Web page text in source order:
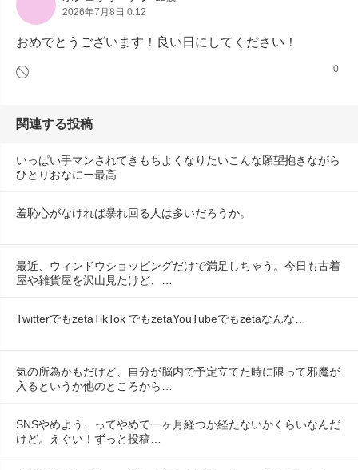
2026年7月8日 0:12
おめでとうございます！良い日にしてください！
0
関連する投稿
いっぱい手マンされてきもちよくなりたいこんな願望抱きながら
ひとりおなにー最高
羞恥心がなければ暴れ回る人は多いだろうか。
最近、ウィンドウショッピングだけで満足しちゃう。今日も古着
屋や雑貨屋を沢山見たけど、…
TwitterでもzetaTikTok でもzetaYouTubeでもzetaなんな…
気の所為かもだけど、自分が脳内で予定立てた時に限って邪魔が
入るというか他のところから…
SNSやめよう、ってやめて一ヶ月経つか経たないかくらいなんだ
けど。えぐい！ずっと投稿…